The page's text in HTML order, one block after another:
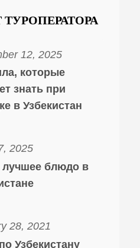
12, 2025
которые
знать при
в Узбекистан
2025
блюдо в
28, 2021
Узбекистану